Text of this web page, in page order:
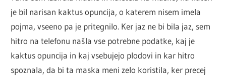
je bil narisan kaktus opuncija, o katerem nisem imela
pojma, vseeno pa je pritegnilo. Ker jaz ne bi bila jaz, sem
hitro na telefonu našla vse potrebne podatke, kaj je
kaktus opuncija in kaj vsebujejo plodovi in kar hitro
spoznala, da bi ta maska meni zelo koristila, ker precej